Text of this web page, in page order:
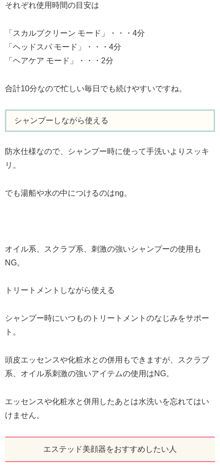
それぞれ使用時間の目安は
「スカルプクリーン モード」・・・4分
「ヘッドスパ モード」・・・4分
「ヘアケア モード」・・・2分
合計10分なので忙しい毎日でも続けやすいですね。
シャンプーしながら使える
防水仕様なので、シャンプー時に使って手洗いよりスッキ
リ。
でも湯船や水の中につけるのはng。
オイル系、スクラブ系、刺激の強いシャンプーの使用も
NG。
トリートメントしながら使える
シャンプー時にいつものトリートメントのなじみをサポー
ト。
頭皮エッセンスや化粧水との併用もできますが、スクラブ
系、オイル系刺激の強いアイテムの使用はNG。
エッセンスや化粧水と併用したあとは水洗いを忘れてはい
けません。
エステッド美顔器をおすすめしたい人